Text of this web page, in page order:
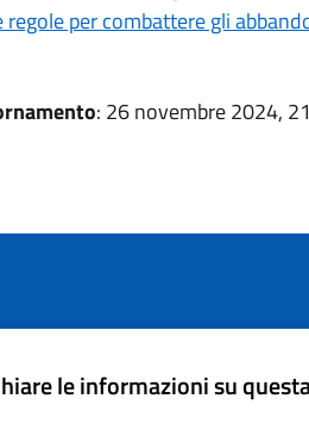
per combattere gli
: 26 novembre 2024,
le informazioni su